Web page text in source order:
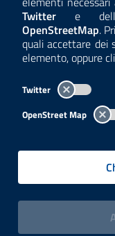
Twitter e
OpenStreetMap.
quali accettare dei
elemento, oppure
Twitter
OpenStreet Map
Per l'utilizzo del
P.IVA: 13015060158 |